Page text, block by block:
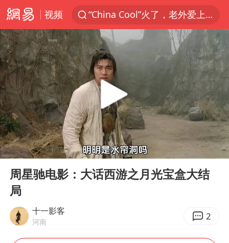
视频
“China Cool”火了，老外爱上中国避暑游
名创优品一次性内裤 颜面尽失
四川宜宾3.4级地震
伊斯兰版北约来了吗
云南一地村民过火把节意外灼伤16人
中国父女泰国骑摩托车坠崖1死1伤
香港宏福苑火灾或由烟头引起
浙江台州《告全体市民书》
Play
00:00 05:48
周星驰电影：大话西游之月光宝盒大结
局
十一影客
河南 2